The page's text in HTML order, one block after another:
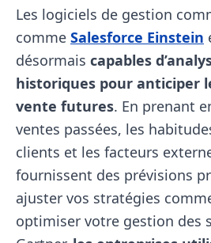
Les logiciels de gestion
comme Salesforce Einstein
désormais capables
historiques pour anticiper
vente futures. En prenant
ventes passées, les
clients et les facteurs
fournissent des prévisions
ajuster vos stratégies
optimiser votre gestion des